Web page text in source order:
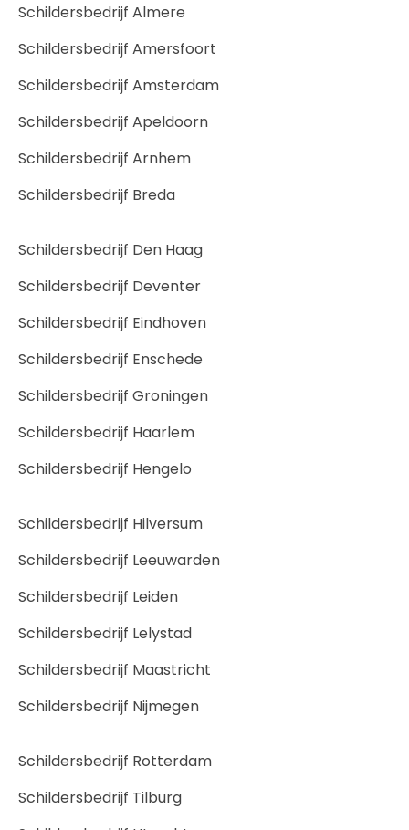
Schildersbedrijf Almere
Schildersbedrijf Amersfoort
Schildersbedrijf Amsterdam
Schildersbedrijf Apeldoorn
Schildersbedrijf Arnhem
Schildersbedrijf Breda
Schildersbedrijf Den Haag
Schildersbedrijf Deventer
Schildersbedrijf Eindhoven
Schildersbedrijf Enschede
Schildersbedrijf Groningen
Schildersbedrijf Haarlem
Schildersbedrijf Hengelo
Schildersbedrijf Hilversum
Schildersbedrijf Leeuwarden
Schildersbedrijf Leiden
Schildersbedrijf Lelystad
Schildersbedrijf Maastricht
Schildersbedrijf Nijmegen
Schildersbedrijf Rotterdam
Schildersbedrijf Tilburg